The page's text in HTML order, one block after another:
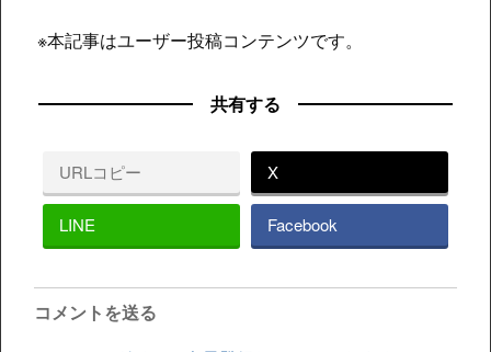
※本記事はユーザー投稿コンテンツです。
共有する
URLコピー X
LINE Facebook
コメントを送る